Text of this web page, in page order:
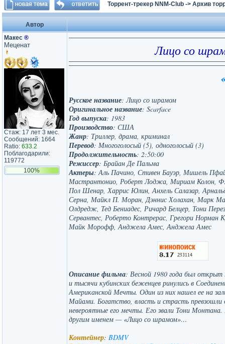
Торрент-трекер NNM-Club -> Архив
Автор
Макеc ®
Меценат
Стаж: 17 лет 3 мес.
Сообщений: 1664
Ratio: 633.2
Поблагодарили:
119772
100%
Лицо со
Русское название: Лицо со шрамом
Оригинальное название: Scarface
Год выпуска: 1983
Производство: США
Жанр: Триллер, драма, криминал
Перевод: Многоголосый (5), одноголосый (3)
Продолжительность: 2:50:00
Режиссер: Брайан Де Пальма
Актеры: Аль Пачино, Стивен Бауэр, Мишель
Мастрантонио, Роберт Лоджа, Мириам Колон,
Пол Шенар, Харрис Юлин, Анхель Салазар,
Серна, Майкл П. Моран, Дэннис Холахан, Марк
Олдредж, Тед Бениадес, Ричард Белцер, Тони
Сервантес, Роберто Контрерас, Грегори Норман
Майк Морофф, Анджела Амес, Анджела Амес
Описание фильма: Весной 1980 года был
и тысячи кубинских беженцев ринулись в
Американской Мечты. Один из них нашел ее на
Майами. Богатство, власть и страсть
невероятные его мечты. Его звали Тони Монтана.
другим именем — «Лицо со шрамом»…
Контейнер: BDMV